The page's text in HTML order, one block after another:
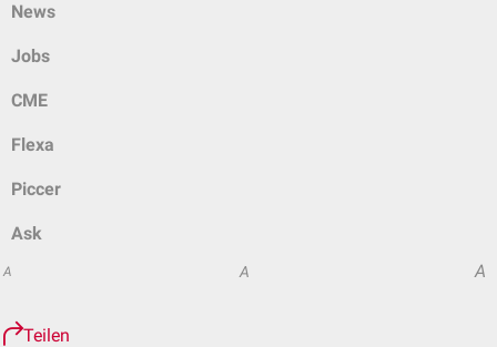
News
Jobs
CME
Flexa
Piccer
Ask
A A A
Teilen